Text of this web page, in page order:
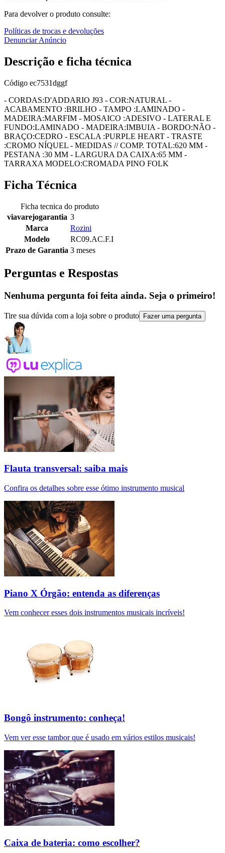
Para devolver o produto consulte:
Políticas de trocas e devoluções
Denunciar Anúncio
Descrição e ficha técnica
Código ec7531dggf
- CORDAS:D'ADDARIO J93 - COR:NATURAL -
ACABAMENTO :BRILHO - TAMPO :LAMINADO -
MADEIRA:MARFIM - MOSAICO :ADESIVO - LATERAL E
FUNDO:LAMINADO - MADEIRA:IMBUIA - BORDO:NÃO -
BRAÇO:CEDRO - ESCALA :PURPLE HEART - TRASTE
:CROMO NÍQUEL - MEDIDAS // COMP. TOTAL:620 MM -
PESTANA :30 MM - LARGURA DA CAIXA:65 MM -
TARRAXA MODELO:CROMADA PINO FOLK
Ficha Técnica
Ficha tecnica do produto
viavarejogarantia 3
Marca
Rozini
Modelo
RC09.AC.F.I
Prazo de Garantia 3 meses
Perguntas e Respostas
Nenhuma pergunta foi feita ainda. Seja o primeiro!
Tire sua dúvida com a loja sobre o produto Fazer uma pergunta
Flauta transversal: saiba mais
Confira os detalhes sobre esse ótimo instrumento musical
Piano X Órgão: entenda as diferenças
Vem conhecer esses dois instrumentos musicais incríveis!
Bongô instrumento: conheça!
Vem ver esse tambor que é usado em vários estilos musicais!
Caixa de bateria: como escolher?